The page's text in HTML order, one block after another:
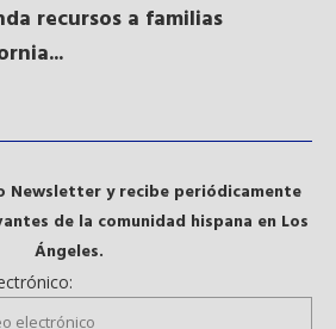
recursos a familias
Newsletter y recibe periódicamente
de la comunidad hispana en Los
Ángeles.